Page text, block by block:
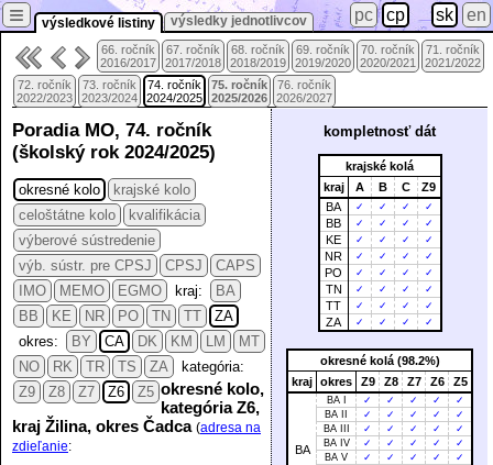
výsledkové listiny výsledky jednotlivcov
≡ pc cp sk en
66. ročník
2016/2017
67. ročník
2017/2018
68. ročník
2018/2019
69. ročník
2019/2020
70. ročník
2020/2021
71. ročník
2021/2022
72. ročník
2022/2023
73. ročník
2023/2024
74. ročník
2024/2025
75. ročník
2025/2026
76. ročník
2026/2027
kompletnosť dát
krajské kolá
kraj
A B C
Z9
BA
✓ ✓ ✓ ✓
BB ✓ ✓ ✓ ✓
KE ✓ ✓ ✓ ✓
NR ✓ ✓ ✓ ✓
PO ✓ ✓ ✓ ✓
TN ✓ ✓ ✓ ✓
TT ✓ ✓ ✓ ✓
ZA ✓ ✓ ✓ ✓
okresné kolá (98.2%)
kraj okres Z9 Z8 Z7 Z6 Z5
BA
BA I ✓ ✓ ✓ ✓
✓
BA II
✓ ✓ ✓ ✓
✓
BA III
✓ ✓ ✓ ✓
✓
BA IV
✓ ✓ ✓ ✓
✓
BA V
✓ ✓ ✓ ✓
✓
Poradia MO, 74. ročník
(školský rok 2024/2025)
okresné kolo
krajské kolo
celoštátne kolo
kvalifikácia
výberové sústredenie
výb. sústr. pre CPSJ
CPSJ
CAPS
IMO
MEMO EGMO kraj:
BA
BB
KE NR PO TN TT
ZA
okres:
BY CA DK KM LM
MT
NO
RK TR TS ZA
kategória:
Z9
Z8 Z7 Z6 Z5 okresné kolo,
kategória Z6,
kraj Žilina, okres Čadca (adresa na
zdieľanie: